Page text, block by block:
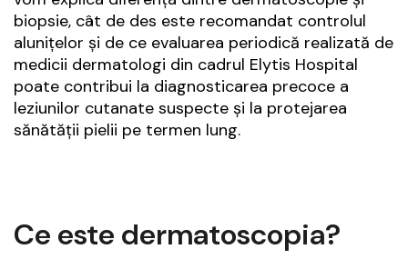
biopsie, cât de des este recomandat controlul
alunițelor și de ce evaluarea periodică realizată de
medicii dermatologi din cadrul Elytis Hospital
poate contribui la diagnosticarea precoce a
leziunilor cutanate suspecte și la protejarea
sănătății pielii pe termen lung.
Ce este dermatoscopia?